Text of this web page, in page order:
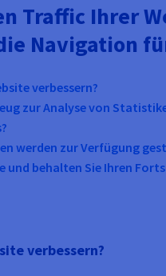
Traffic Ihrer
Navigation
verbessern?
zur Analyse von
werden zur Verfügung
und behalten Sie Ihren
verbessern?